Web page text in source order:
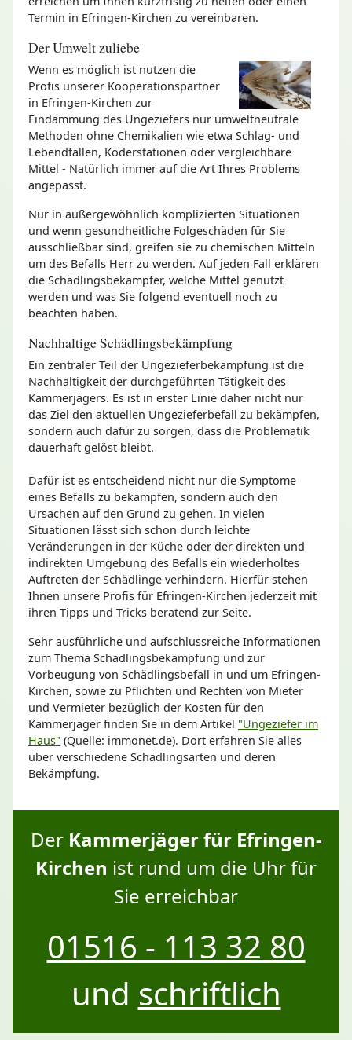
Termin in Efringen-Kirchen zu vereinbaren.
Der Umwelt zuliebe
Wenn es möglich ist nutzen die
Profis unserer Kooperationspartner
in Efringen-Kirchen zur
Eindämmung des Ungeziefers nur umweltneutrale
Methoden ohne Chemikalien wie etwa Schlag- und
Lebendfallen, Köderstationen oder vergleichbare
Mittel - Natürlich immer auf die Art Ihres Problems
angepasst.
Nur in außergewöhnlich komplizierten Situationen
und wenn gesundheitliche Folgeschäden für Sie
ausschließbar sind, greifen sie zu chemischen Mitteln
um des Befalls Herr zu werden. Auf jeden Fall erklären
die Schädlingsbekämpfer, welche Mittel genutzt
werden und was Sie folgend eventuell noch zu
beachten haben.
Nachhaltige Schädlingsbekämpfung
Ein zentraler Teil der Ungezieferbekämpfung ist die
Nachhaltigkeit der durchgeführten Tätigkeit des
Kammerjägers. Es ist in erster Linie daher nicht nur
das Ziel den aktuellen Ungezieferbefall zu bekämpfen,
sondern auch dafür zu sorgen, dass die Problematik
dauerhaft gelöst bleibt.
Dafür ist es entscheidend nicht nur die Symptome
eines Befalls zu bekämpfen, sondern auch den
Ursachen auf den Grund zu gehen. In vielen
Situationen lässt sich schon durch leichte
Veränderungen in der Küche oder der direkten und
indirekten Umgebung des Befalls ein wiederholtes
Auftreten der Schädlinge verhindern. Hierfür stehen
Ihnen unsere Profis für Efringen-Kirchen jederzeit mit
ihren Tipps und Tricks beratend zur Seite.
Sehr ausführliche und aufschlussreiche Informationen
zum Thema Schädlingsbekämpfung und zur
Vorbeugung von Schädlingsbefall in und um Efringen-
Kirchen, sowie zu Pflichten und Rechten von Mieter
und Vermieter bezüglich der Kosten für den
Kammerjäger finden Sie in dem Artikel "Ungeziefer im
Haus" (Quelle: immonet.de). Dort erfahren Sie alles
über verschiedene Schädlingsarten und deren
Bekämpfung.
Der Kammerjäger für Efringen-
Kirchen ist rund um die Uhr für
Sie erreichbar
01516 - 113 32 80
und schriftlich